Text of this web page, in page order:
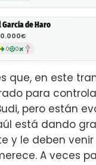
García de Haro
0 0
que, en este
para
pero están
está dando
y le deben
A veces